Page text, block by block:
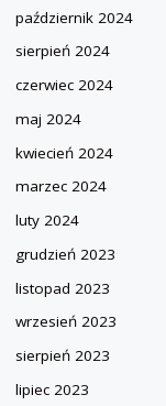
październik 2024
sierpień 2024
czerwiec 2024
maj 2024
kwiecień 2024
marzec 2024
luty 2024
grudzień 2023
listopad 2023
wrzesień 2023
sierpień 2023
lipiec 2023